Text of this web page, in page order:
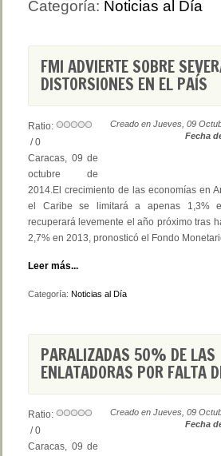
Categoría: Noticias al Día
FMI ADVIERTE SOBRE
DISTORSIONES EN EL PAÍS
Creado en Jueves, 09
Fecha
Ratio:
/ 0
Caracas, 09 de
octubre de
2014.El crecimiento de las economías en
el Caribe se limitará a apenas 1,3%
recuperará levemente el año próximo tras
2,7% en 2013, pronosticó el Fondo
Leer más...
Categoría: Noticias al Día
PARALIZADAS 50% DE LAS
ENLATADORAS POR FALTA
Creado en Jueves, 09
Fecha
Ratio:
/ 0
Caracas, 09 de